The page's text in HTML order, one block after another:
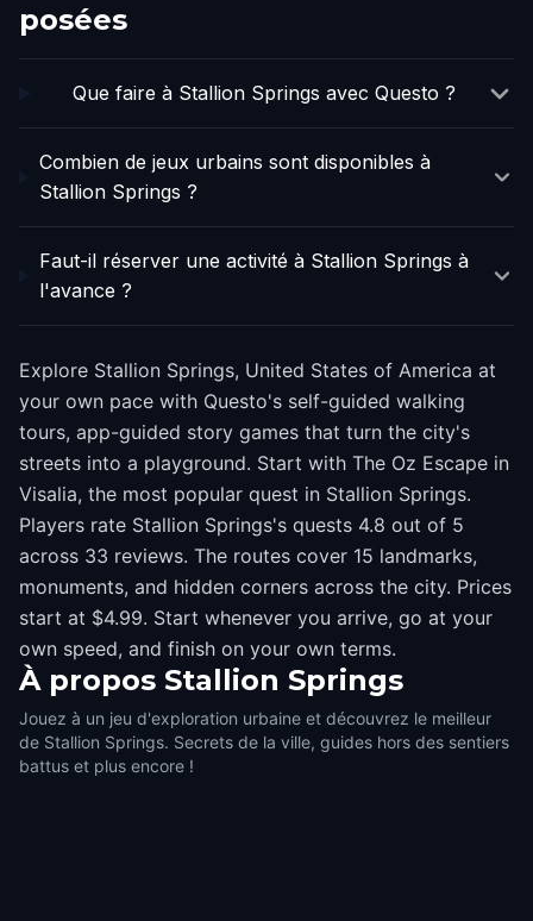
posées
Que faire à Stallion Springs avec Questo ?
Combien de jeux urbains sont disponibles à
Stallion Springs ?
Faut-il réserver une activité à Stallion Springs à
l'avance ?
Explore Stallion Springs, United States of America at
your own pace with Questo's self-guided walking
tours, app-guided story games that turn the city's
streets into a playground. Start with The Oz Escape in
Visalia, the most popular quest in Stallion Springs.
Players rate Stallion Springs's quests 4.8 out of 5
across 33 reviews. The routes cover 15 landmarks,
monuments, and hidden corners across the city. Prices
start at $4.99. Start whenever you arrive, go at your
own speed, and finish on your own terms.
À propos Stallion Springs
Jouez à un jeu d'exploration urbaine et découvrez le meilleur
de Stallion Springs. Secrets de la ville, guides hors des sentiers
battus et plus encore !